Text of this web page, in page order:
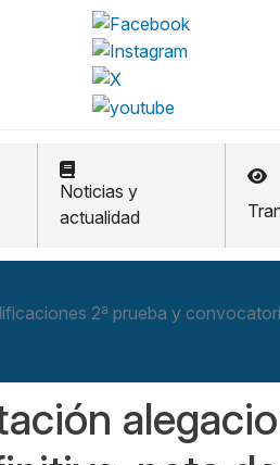
Noticias y
actualidad
2ª prueba y